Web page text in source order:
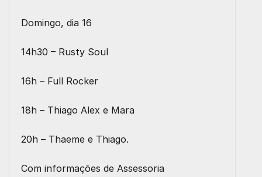
Domingo, dia 16
14h30 – Rusty Soul
16h – Full Rocker
18h – Thiago Alex e Mara
20h – Thaeme e Thiago.
Com informações de Assessoria